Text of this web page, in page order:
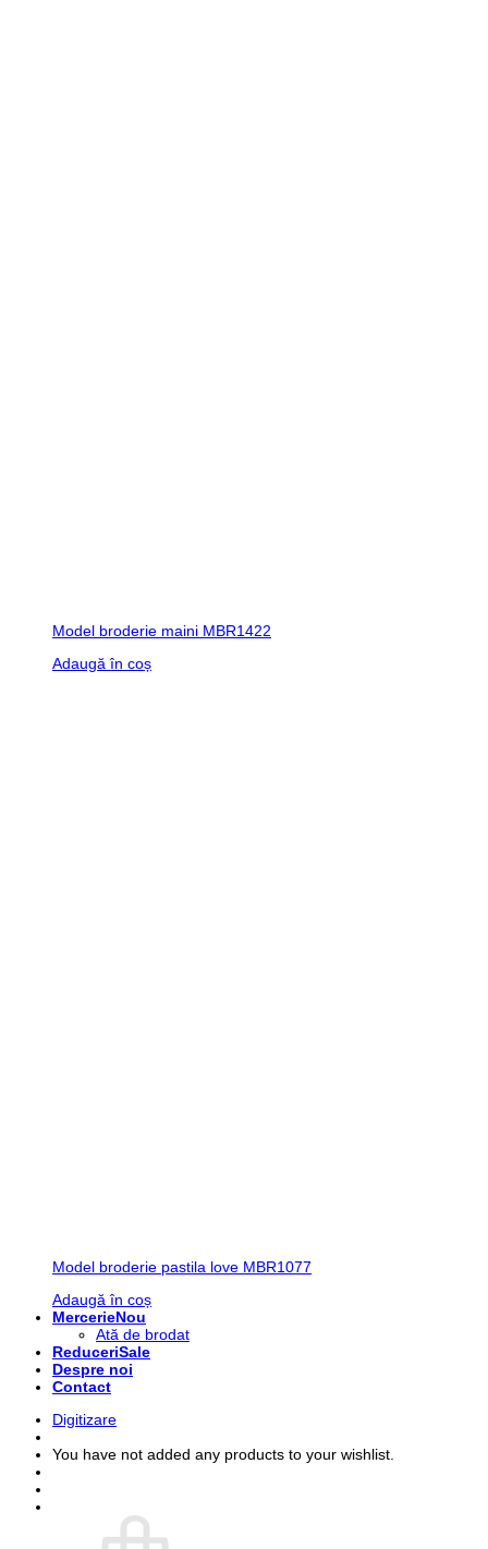
Model broderie maini MBR1422
Adaugă în coș
Model broderie pastila love MBR1077
Adaugă în coș
Mercerie
Ată de brodat
Reduceri
Despre noi
Contact
Digitizare
You have not added any products to your wishlist.